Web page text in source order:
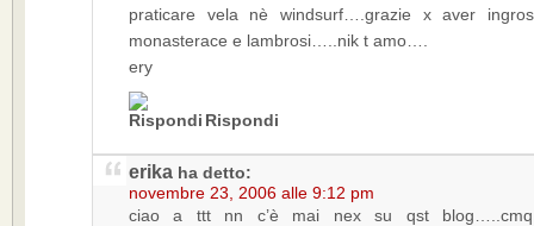
praticare vela nè windsurf….grazie x aver
monasterace e lambrosi…..nik t amo….
ery
Rispondi
erika ha detto:
novembre 23, 2006 alle 9:12 pm
ciao a ttt nn c’è mai nex su qst